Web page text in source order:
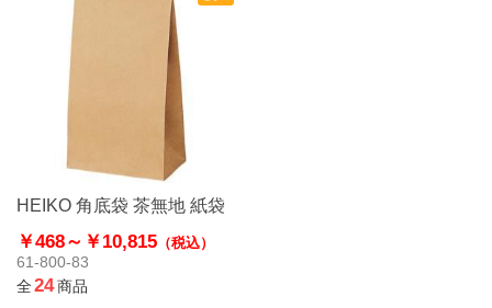
HEIKO 角底袋 茶無地 紙袋
￥468～ ￥10,815 （税込）
61-800-83
全24商品